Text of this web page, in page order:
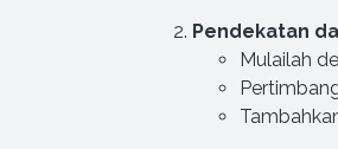
Pendekatan
Mulailah